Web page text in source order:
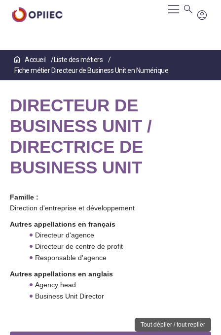
contenu
principal
Accueil
Liste des métiers
Fiche métier Directeur de Business Unit en Numérique
DIRECTEUR DE
BUSINESS UNIT /
DIRECTRICE DE
BUSINESS UNIT
Famille :
Direction d'entreprise et développement
Autres appellations en français
Directeur d'agence
Directeur de centre de profit
Responsable d'agence
Autres appellations en anglais
Agency head
Business Unit Director
Tout déplier / tout replier